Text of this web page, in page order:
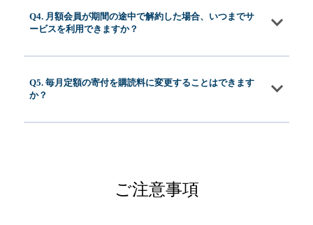
Q4. 月額会員が期間の途中で解約した場合、いつまでサ
ービスを利用できますか？
Q5. 毎月定額の寄付を購読料に変更することはできます
か？
ご注意事項